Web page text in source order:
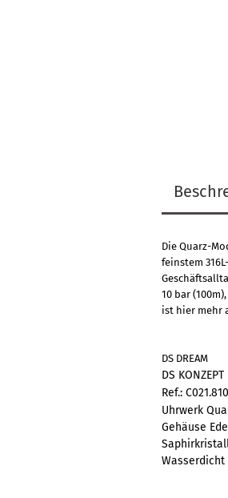
Die Quarz-
feinstem
10 bar
ist hier mehr
DS DREAM
DS KONZEPT
Ref.:
Uhrwerk
Gehäuse
Wasserdicht